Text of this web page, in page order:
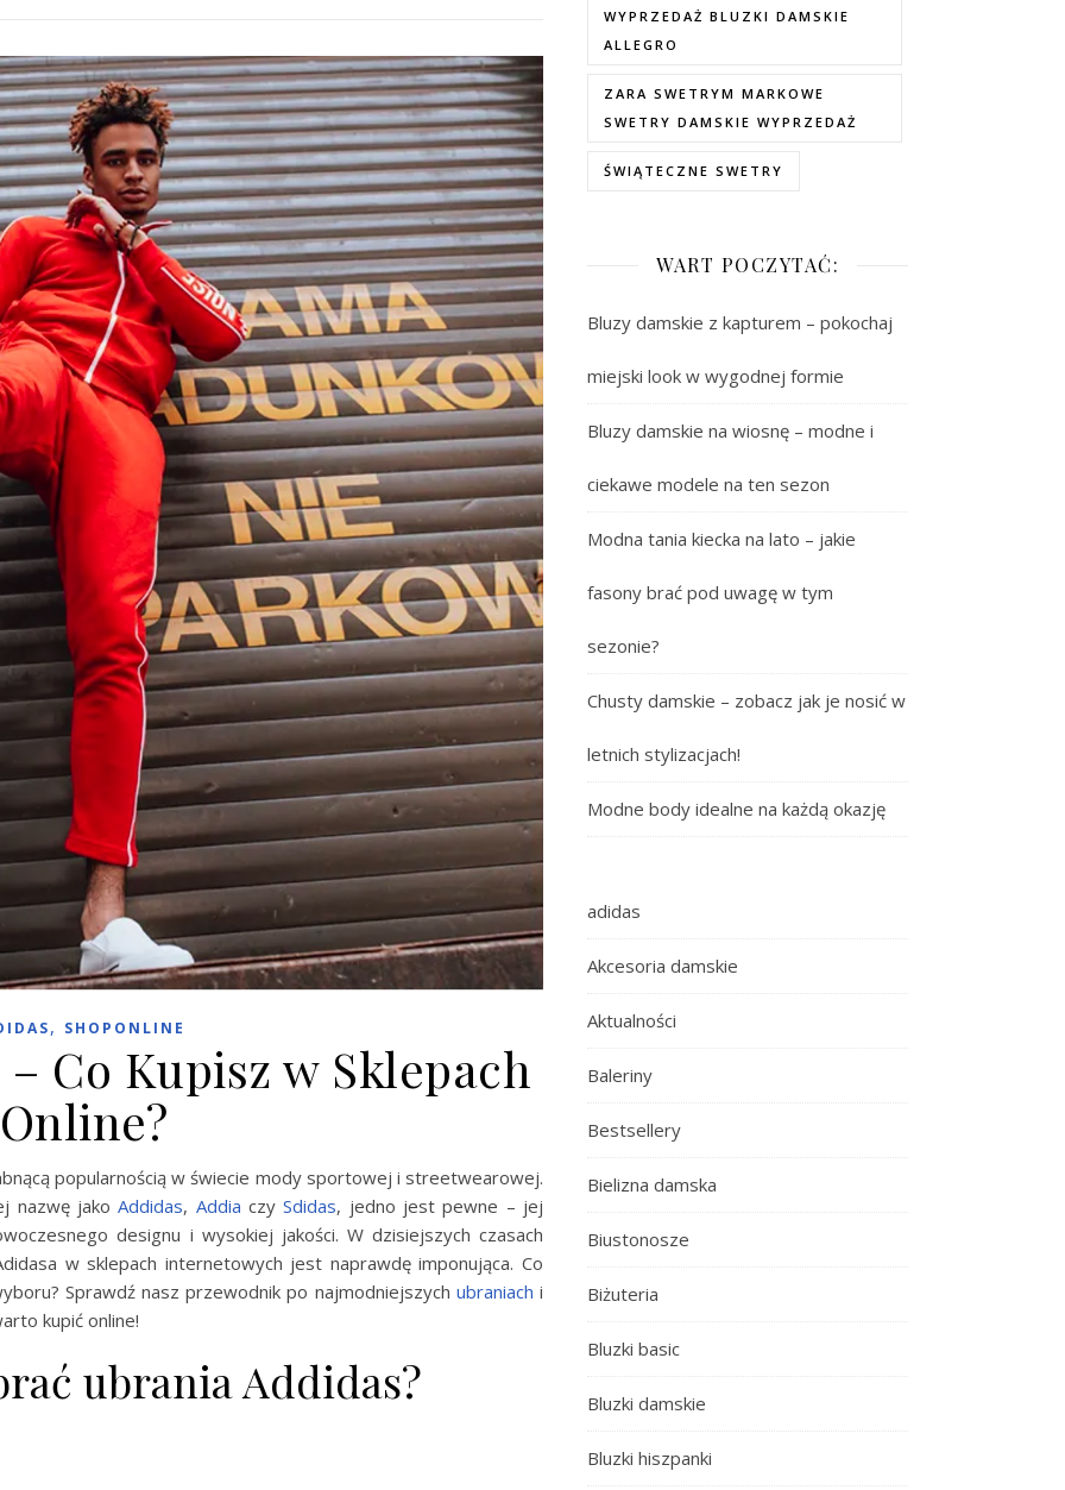
, SHOPONLINE
Co Kupisz w Sklepach
Online?
popularnością w świecie mody sportowej i streetwearowej.
nazwę jakoAddidas, Addia czySdidas, jedno jest pewne – jej
designu i wysokiej jakości. W dzisiejszych czasach
w sklepach internetowych jest naprawdę imponująca. Co
Sprawdź nasz przewodnik po najmodniejszych ubraniach i
kupić online!
ubrania Addidas?
WYPRZEDAŻ BLUZKI DAMSKIE
ALLEGRO
ZARA SWETRYM MARKOWE
SWETRY DAMSKIE WYPRZEDAŻ
ŚWIĄTECZNE SWETRY
WART POCZYTAĆ:
Bluzy damskie z kapturem – pokochaj
miejski look w wygodnej formie
Bluzy damskie na wiosnę – modne i
ciekawe modele na ten sezon
Modna tania kiecka na lato – jakie
fasony brać pod uwagę w tym
sezonie?
Chusty damskie – zobacz jak je nosić w
letnich stylizacjach!
Modne body idealne na każdą okazję
adidas
Akcesoria damskie
Aktualności
Baleriny
Bestsellery
Bielizna damska
Biustonosze
Biżuteria
Bluzki basic
Bluzki damskie
Bluzki hiszpanki